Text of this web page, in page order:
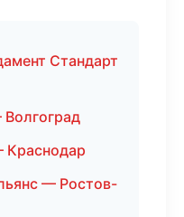
Стандарт
— Ростов-